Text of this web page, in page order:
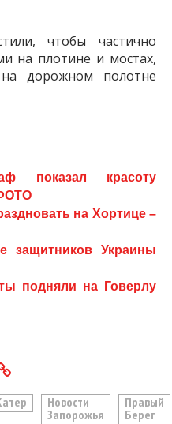
чтобы частично
на плотине и мостах,
дорожном полотне
показал красоту
на Хортице –
защитников Украины
подняли на Говерлу
Новости
Запорожья
Правый
Берег